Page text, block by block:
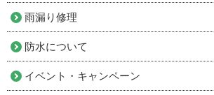
雨漏り修理
防水について
イベント・キャンペーン